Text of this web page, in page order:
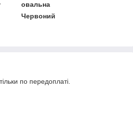
овальна
Червоний
по передоплаті.